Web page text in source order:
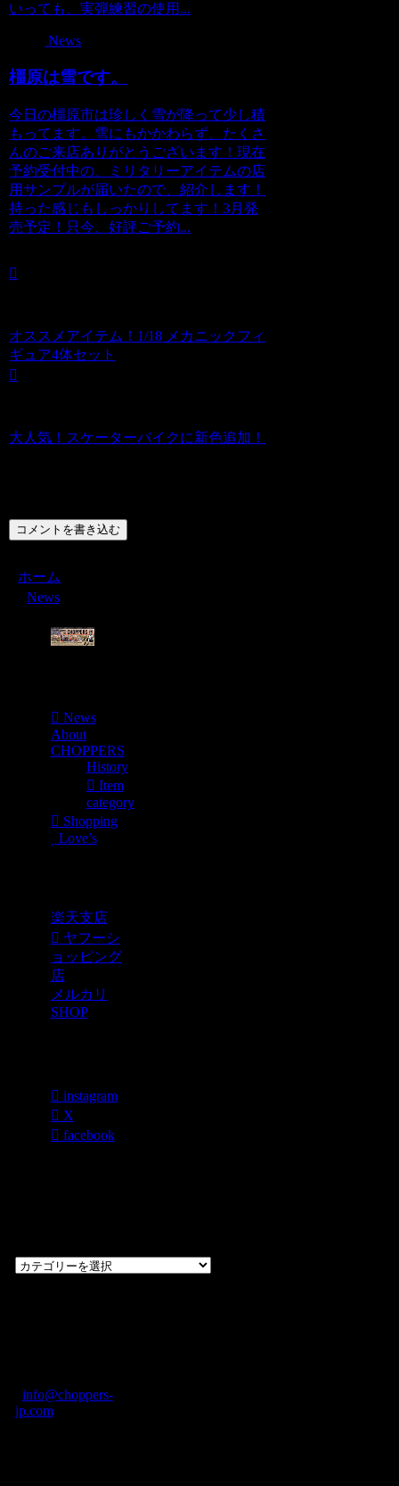
いっても、実弾練習の使用...
News
橿原は雪です。
今日の橿原市は珍しく雪が降って少し積
もってます。雪にもかかわらず、たくさ
んのご来店ありがとうございます！現在
予約受付中の、ミリタリーアイテムの店
用サンプルが届いたので、紹介します！
持った感じもしっかりしてます！3月発
売予定！只今、好評ご予約...
オススメアイテム！1/18 メカニックフィ
ギュア4体セット
大人気！スケーターバイクに新色追加！
コメントを書き込む
ホーム
News
News
About
CHOPPERS
History
Item
category
Shopping
Love’s
楽天支店
ヤフーシ
ョッピング
店
メルカリ
SHOP
instagram
X
facebook
過
テ
ゴ
info@choppers-
jp.com